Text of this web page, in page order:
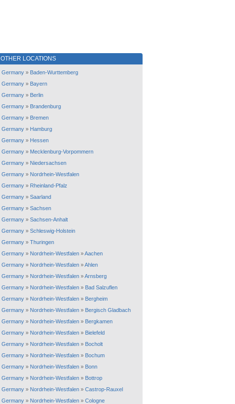
OTHER LOCATIONS
Germany » Baden-Wurttemberg
Germany » Bayern
Germany » Berlin
Germany » Brandenburg
Germany » Bremen
Germany » Hamburg
Germany » Hessen
Germany » Mecklenburg-Vorpommern
Germany » Niedersachsen
Germany » Nordrhein-Westfalen
Germany » Rheinland-Pfalz
Germany » Saarland
Germany » Sachsen
Germany » Sachsen-Anhalt
Germany » Schleswig-Holstein
Germany » Thuringen
Germany » Nordrhein-Westfalen »Aachen
Germany » Nordrhein-Westfalen »Ahlen
Germany » Nordrhein-Westfalen »Arnsberg
Germany » Nordrhein-Westfalen » Bad Salzuflen
Germany » Nordrhein-Westfalen » Bergheim
Germany » Nordrhein-Westfalen » Bergisch Gladbach
Germany » Nordrhein-Westfalen » Bergkamen
Germany » Nordrhein-Westfalen » Bielefeld
Germany » Nordrhein-Westfalen » Bocholt
Germany » Nordrhein-Westfalen » Bochum
Germany » Nordrhein-Westfalen » Bonn
Germany » Nordrhein-Westfalen » Bottrop
Germany » Nordrhein-Westfalen » Castrop-Rauxel
Germany » Nordrhein-Westfalen » Cologne